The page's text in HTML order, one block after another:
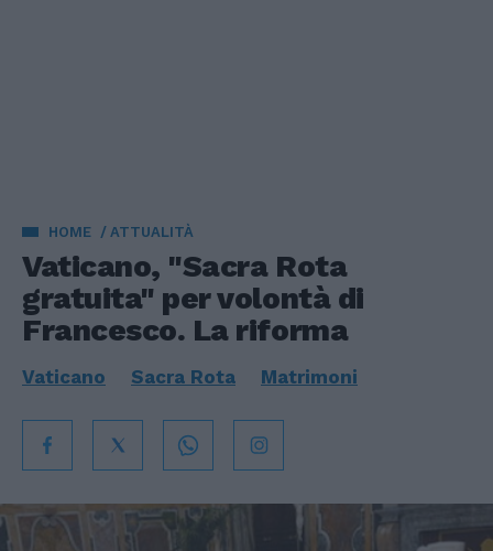
HOME ATTUALITÀ
Vaticano, "Sacra Rota
gratuita" per volontà di
Francesco. La riforma
Vaticano Sacra Rota Matrimoni